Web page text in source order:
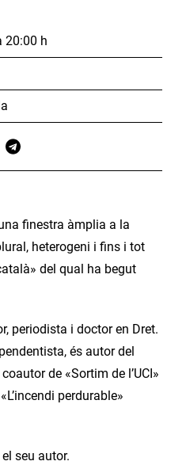
20:00 h
finestra àmplia a la
heterogeni i fins i tot
del qual ha begut
periodista i doctor en Dret.
és autor del
de «Sortim de l’UCI»
perdurable»
seu autor.